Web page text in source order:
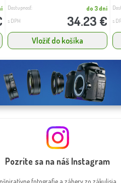
Dostupnosť: do 3 dní
s DPH 34.23 €
Vložiť do košíka
s
Pozrite sa na náš Instagram
fotografie a zábery zo zákulisia.